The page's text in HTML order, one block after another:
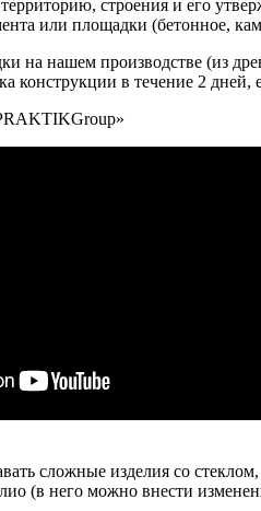
строения и его
или площадки (бетонное,
на нашем производстве (из
конструкции в течение 2 дней,
сложные изделия со
(в него можно внести